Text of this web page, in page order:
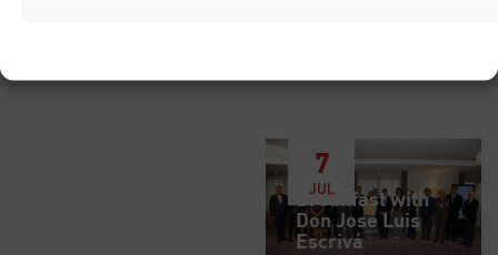
7
JUL
Breakfast with
Don José Luis
Escrivá